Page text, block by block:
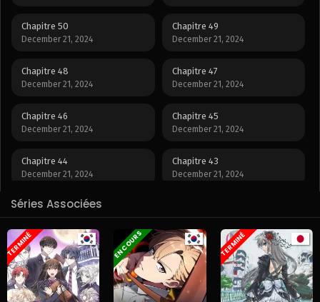
Chapitre 50
December 21, 2024
Chapitre 49
December 21, 2024
Chapitre 48
December 21, 2024
Chapitre 47
December 21, 2024
Chapitre 46
December 21, 2024
Chapitre 45
December 21, 2024
Chapitre 44
December 21, 2024
Chapitre 43
December 21, 2024
Chapitre 42
December 21, 2024 December 21, 2024
Chapitre 40
December 21, 2024
Chapitre 39
December 21, 2024
Chapitre 38 Chapitre 37
Séries Associées
TERMINÉ EN COURS TERMINÉ